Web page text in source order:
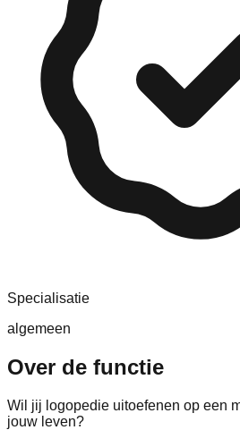
Specialisatie
algemeen
Over de functie
Wil jij logopedie uitoefenen op een
jouw leven?